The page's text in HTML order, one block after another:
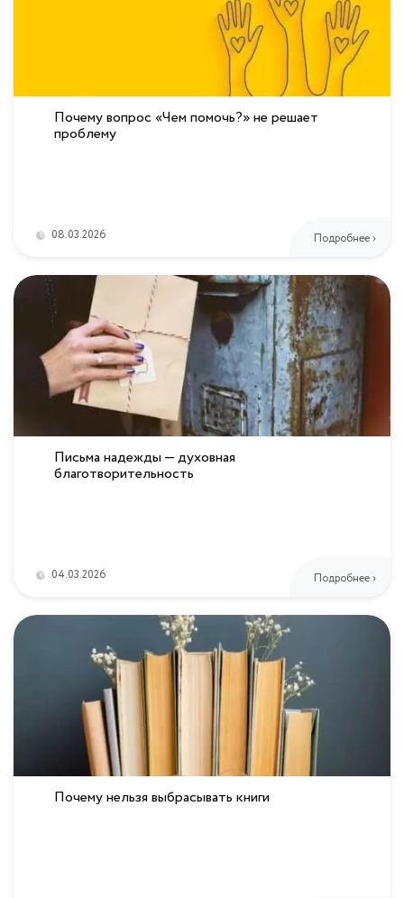
Почему вопрос «Чем помочь?» не решает
проблему
08.03.2026 Подробнее ›
Письма надежды — духовная
благотворительность
04.03.2026 Подробнее ›
Почему нельзя выбрасывать книги